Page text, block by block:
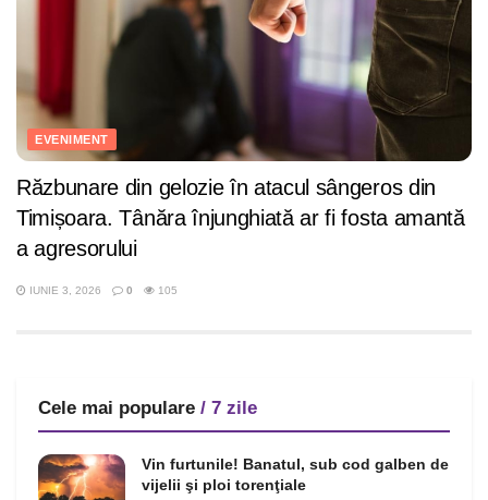
EVENIMENT
Răzbunare din gelozie în atacul sângeros din
Timișoara. Tânăra înjunghiată ar fi fosta amantă
a agresorului
IUNIE 3, 2026 0 105
Cele mai populare / 7 zile
Vin furtunile! Banatul, sub cod galben de
vijelii şi ploi torenţiale